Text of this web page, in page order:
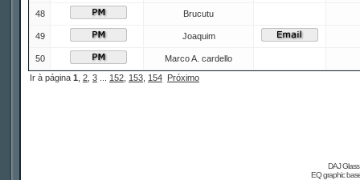
48 Brucutu
49 Joaquim
50
Marco A. cardello
Ir à página 1 2 3 152 153 154 Próximo
DAJ
EQ graphic